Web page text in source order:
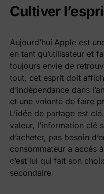
Cultiver
Aujourd’hui Apple est
en tant qu’utilisateur et
toujours envie de
tout, cet esprit doit
d’indépendance dans
et une volonté de faire
L’idée de partage est
valeur, l’information clé
d’acheter, pas besoin
consommateur a accès
c’est lui qui fait son
secondaire.